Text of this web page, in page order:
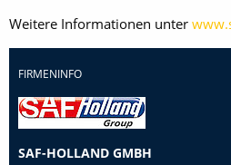
Weitere Informationen unter
FIRMENINFO
SAF-HOLLAND GMBH